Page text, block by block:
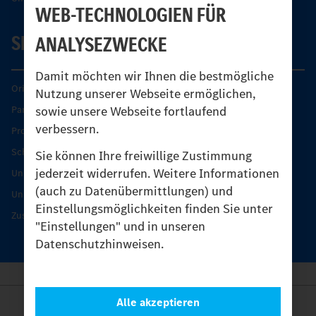
WEB-TECHNOLOGIEN FÜR
ANALYSEZWECKE
Damit möchten wir Ihnen die bestmögliche
Nutzung unserer Webseite ermöglichen,
sowie unsere Webseite fortlaufend
verbessern.
Sie können Ihre freiwillige Zustimmung
jederzeit widerrufen. Weitere Informationen
(auch zu Datenübermittlungen) und
Einstellungsmöglichkeiten finden Sie unter
"Einstellungen" und in unseren
Datenschutzhinweisen.
Alle akzeptieren
SERVICE
Original-Teile
Partner finden
Produkt-Highlights
Schutz und Werterhalt
Unimog Serviceangebot
Unimog Servicetage
Zusatzleistungen
Anbieter